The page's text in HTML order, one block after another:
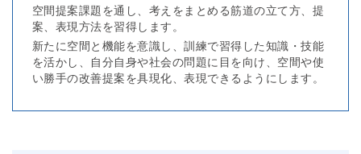
空間提案課題を通し、考えをまとめる筋道の立て方、提
案、表現方法を習得します。
新たに空間と機能を意識し、訓練で習得した知識・技能
を活かし、自分自身や社会の問題に目を向け、空間や使
い勝手の改善提案を具現化、表現できるようにします。